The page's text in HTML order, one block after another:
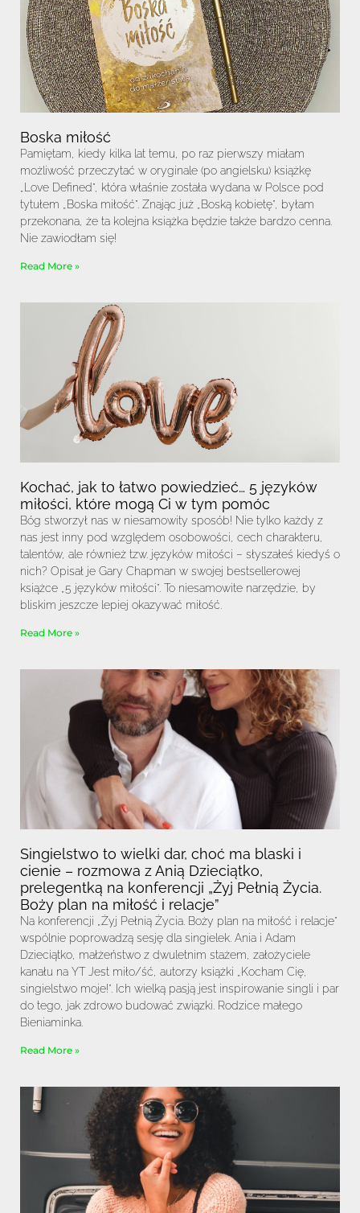
Boska miłość
Pamiętam, kiedy kilka lat temu, po raz pierwszy miałam
możliwość przeczytać w oryginale (po angielsku) książkę
„Love Defined”, która właśnie została wydana w Polsce pod
tytułem „Boska miłość”. Znając już „Boską kobietę”, byłam
przekonana, że ta kolejna książka będzie także bardzo cenna.
Nie zawiodłam się!
Read More »
Kochać, jak to łatwo powiedzieć… 5 języków
miłości, które mogą Ci w tym pomóc
Bóg stworzył nas w niesamowity sposób! Nie tylko każdy z
nas jest inny pod względem osobowości, cech charakteru,
talentów, ale również tzw. języków miłości – słyszałeś kiedyś o
nich? Opisał je Gary Chapman w swojej bestsellerowej
książce „5 języków miłości”. To niesamowite narzędzie, by
bliskim jeszcze lepiej okazywać miłość.
Read More »
Singielstwo to wielki dar, choć ma blaski i
cienie – rozmowa z Anią Dzieciątko,
prelegentką na konferencji „Żyj Pełnią Życia.
Boży plan na miłość i relacje”
Na konferencji „Żyj Pełnią Życia. Boży plan na miłość i relacje”
wspólnie poprowadzą sesję dla singielek. Ania i Adam
Dzieciątko, małżeństwo z dwuletnim stażem, założyciele
kanału na YT Jest miło/ść, autorzy książki „Kocham Cię,
singielstwo moje!”. Ich wielką pasją jest inspirowanie singli i par
do tego, jak zdrowo budować związki. Rodzice małego
Bieniaminka.
Read More »